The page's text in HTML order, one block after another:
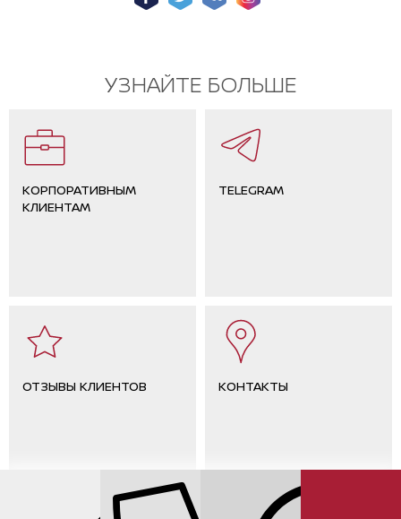
УЗНАЙТЕ БОЛЬШЕ
КОРПОРАТИВНЫМ
КЛИЕНТАМ
TELEGRAM
ОТЗЫВЫ КЛИЕНТОВ КОНТАКТЫ